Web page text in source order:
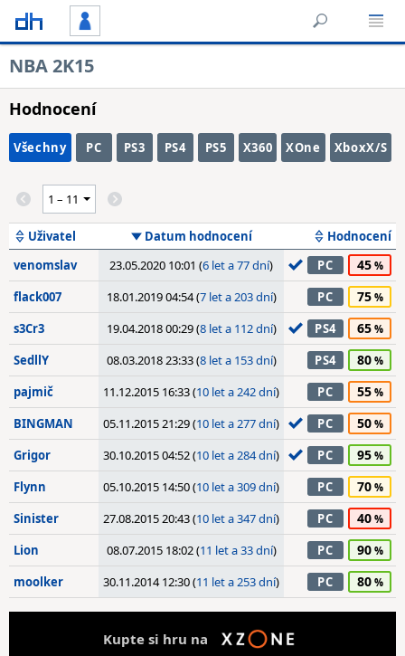
NBA 2K15
Hodnocení
Všechny PC PS3 PS4 PS5 X360 XOne XboxX/S
Uživatel Datum hodnocení
Hodnocení
venomslav
23.05.2020 10:01 (6 let a 77 dní) PC 45
flack007 18.01.2019 04:54 (7 let a 203 dní) PC 75
s3Cr3 19.04.2018 00:29 (8 let a 112 dní) PS4 65
SedllY 08.03.2018 23:33 (8 let a 153 dní) PS4 80
pajmič 11.12.2015 16:33 (10 let a 242 dní) PC 55
BINGMAN 05.11.2015 21:29 (10 let a 277 dní) PC 50
Grigor 30.10.2015 04:52 (10 let a 284 dní) PC 95
Flynn 05.10.2015 14:50 (10 let a 309 dní) PC 70
Sinister 27.08.2015 20:43 (10 let a 347 dní) PC 40
Lion 08.07.2015 18:02 (11 let a 33 dní) PC 90
moolker 30.11.2014 12:30 (11 let a 253 dní) PC 80
Kupte si hru na